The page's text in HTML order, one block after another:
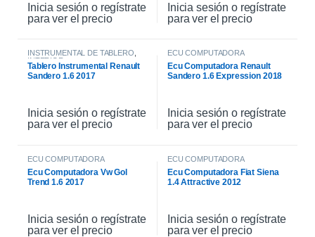
Inicia sesión o regístrate
para ver el precio
Inicia sesión o regístrate
para ver el precio
INSTRUMENTAL DE TABLERO
INTERIOR
Tablero Instrumental Renault
Sandero 1.6 2017
Inicia sesión o regístrate
para ver el precio
ECU COMPUTADORA
Ecu Computadora Renault
Sandero 1.6 Expression 2018
Inicia sesión o regístrate
para ver el precio
ECU COMPUTADORA
Ecu Computadora Vw Gol
Trend 1.6 2017
Inicia sesión o regístrate
para ver el precio
ECU COMPUTADORA
Ecu Computadora Fiat Siena
1.4 Attractive 2012
Inicia sesión o regístrate
para ver el precio